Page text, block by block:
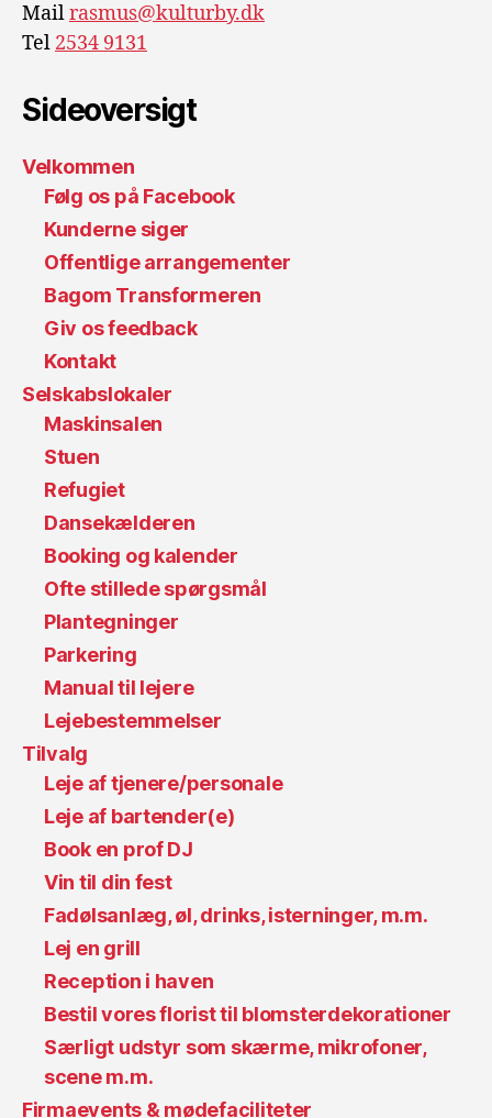
Mailrasmus@kulturby.dk
Tel 2534 9131
Sideoversigt
Velkommen
Følg os på Facebook
Kunderne siger
Offentlige arrangementer
Bagom Transformeren
Giv os feedback
Kontakt
Selskabslokaler
Maskinsalen
Stuen
Refugiet
Dansekælderen
Booking og kalender
Ofte stillede spørgsmål
Plantegninger
Parkering
Manual til lejere
Lejebestemmelser
Tilvalg
Leje af tjenere/personale
Leje af bartender(e)
Book en prof DJ
Vin til din fest
Fadølsanlæg, øl, drinks, isterninger, m.m.
Lej en grill
Reception i haven
Bestil vores florist til blomsterdekorationer
Særligt udstyr som skærme, mikrofoner,
scene m.m.
Firmaevents & mødefaciliteter